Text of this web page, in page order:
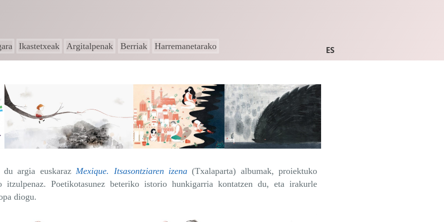
Ikastetxeak Argitalpenak Berriak Harremanetarako ES
du argia euskarazMexique. Itsasontziaren izena(Txalaparta) albumak, proiektuko
itzulpenaz. Poetikotasunez beteriko istorio hunkigarria kontatzen du, eta irakurle
diogu.